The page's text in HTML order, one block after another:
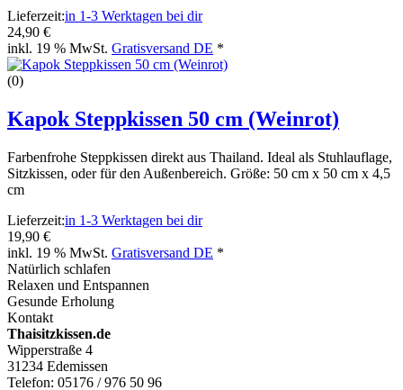
Lieferzeit:in 1-3 Werktagen bei dir
24,90 €
inkl. 19 % MwSt. Gratisversand DE *
(0)
Kapok Steppkissen 50 cm (Weinrot)
Farbenfrohe Steppkissen direkt aus Thailand. Ideal als Stuhlauflage,
Sitzkissen, oder für den Außenbereich. Größe: 50 cm x 50 cm x 4,5
cm
Lieferzeit:in 1-3 Werktagen bei dir
19,90 €
inkl. 19 % MwSt. Gratisversand DE *
Natürlich schlafen
Relaxen und Entspannen
Gesunde Erholung
Kontakt
Thaisitzkissen.de
Wipperstraße 4
31234 Edemissen
Telefon: 05176 / 976 50 96